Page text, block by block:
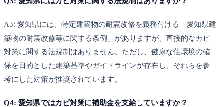
A3: 愛知県には、特定建築物の耐震改修を義務付ける「愛知県建
築物の耐震改修等に関する条例」がありますが、直接的なカビ
対策に関する法規制はありません。ただし、健康な住環境の確
保を目的とした建築基準やガイドラインが存在し、それらを参
考にした対策が推奨されています。
Q4: 愛知県ではカビ対策に補助金を支給していますか？